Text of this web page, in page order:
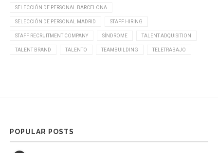
SELECCIÓN DE PERSONAL BARCELONA
SELECCIÓN DE PERSONAL MADRID STAFF HIRING
STAFF RECRUITMENT COMPANY SÍNDROME TALENT ADQUISITION
TALENT BRAND TALENTO TEAMBUILDING TELETRABAJO
POPULAR POSTS